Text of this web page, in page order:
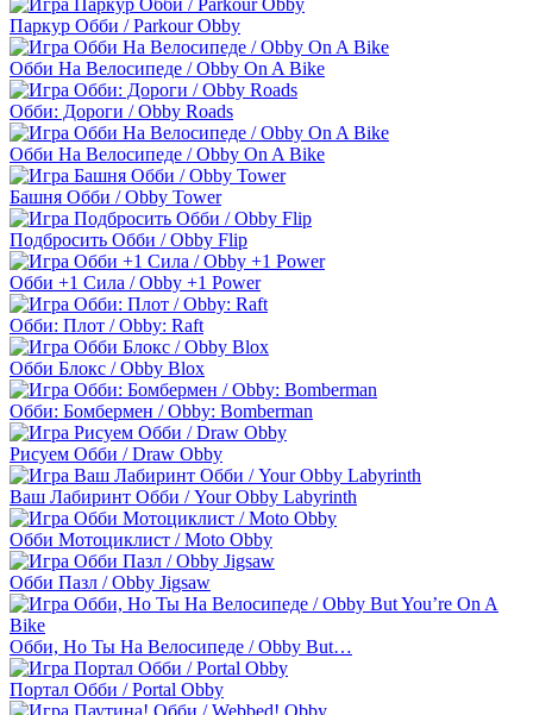
Паркур Обби / Parkour Obby
Обби На Велосипеде / Obby On A Bike
Обби: Дороги / Obby Roads
Обби На Велосипеде / Obby On A Bike
Башня Обби / Obby Tower
Подбросить Обби / Obby Flip
Обби +1 Сила / Obby +1 Power
Обби: Плот / Obby: Raft
Обби Блокс / Obby Blox
Обби: Бомбермен / Obby: Bomberman
Рисуем Обби / Draw Obby
Ваш Лабиринт Обби / Your Obby Labyrinth
Обби Мотоциклист / Moto Obby
Обби Пазл / Obby Jigsaw
Обби, Но Ты На Велосипеде / Obby But…
Портал Обби / Portal Obby